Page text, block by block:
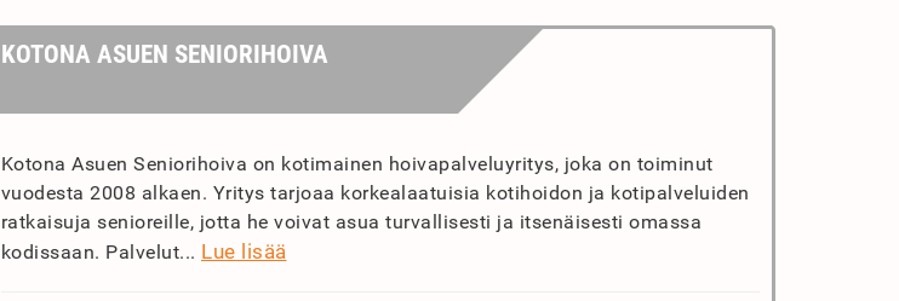
KOTONA ASUEN SENIORIHOIVA
Kotona Asuen Seniorihoiva on kotimainen hoivapalveluyritys, joka on toiminut
vuodesta 2008 alkaen. Yritys tarjoaa korkealaatuisia kotihoidon ja kotipalveluiden
ratkaisuja senioreille, jotta he voivat asua turvallisesti ja itsenäisesti omassa
kodissaan. Palvelut... Lue lisää